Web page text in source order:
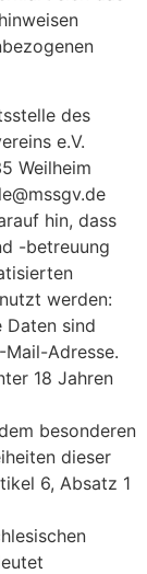
des
e.V.
Weilheim
hin, dass
-betreuung
werden:
Daten sind
Mail-Adresse.
18 Jahren
besonderen
dieser
6, Absatz 1